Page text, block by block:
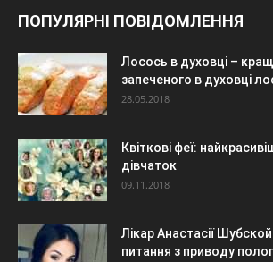
ПОПУЛЯРНІ ПОВІДОМЛЕННЯ
Лосось в духовці –
запеченого в духовці
28.05.2018
Квіткові феї:
дівчаток
09.11.2018
Лікар Анастасії
питання з приводу